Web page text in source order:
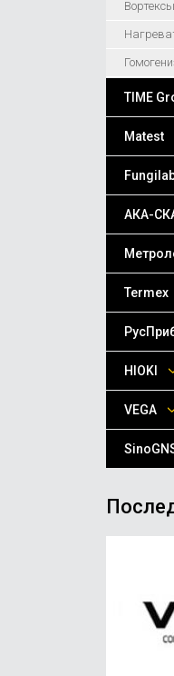
Вортексы
TIME
Matest
АКА-
Termex
HIOKI
VEGA